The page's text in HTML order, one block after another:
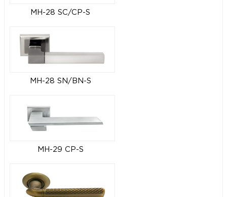
MH-28 SC/CP-S
MH-28 SN/BN-S
MH-29 CP-S